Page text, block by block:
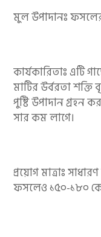
মুল উপাদানঃ ফসলের
কার্যকারিতাঃ এটি
মাটির উর্বরতা শক্তি
পুষ্টি উপাদান গ্রহন
সার কম লাগে।
প্রয়োগ মাত্রাঃ
ফসলেও ১৫০-১৮০